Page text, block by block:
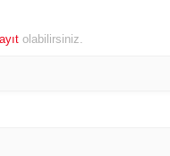
olabilirsiniz.